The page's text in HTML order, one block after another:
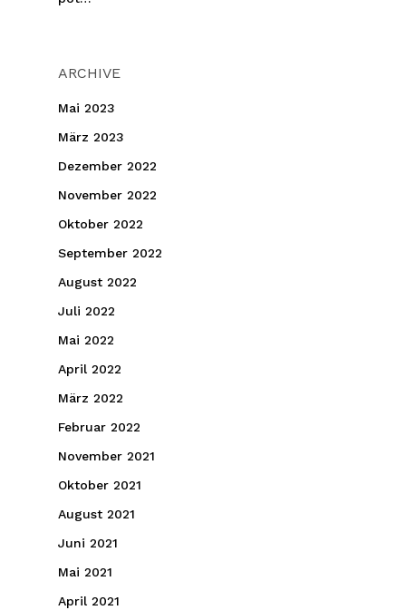
ARCHIVE
Mai 2023
März 2023
Dezember 2022
November 2022
Oktober 2022
September 2022
August 2022
Juli 2022
Mai 2022
April 2022
März 2022
Februar 2022
November 2021
Oktober 2021
August 2021
Juni 2021
Mai 2021
April 2021